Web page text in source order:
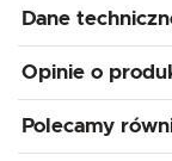
Dane
Opinie o
Polecamy